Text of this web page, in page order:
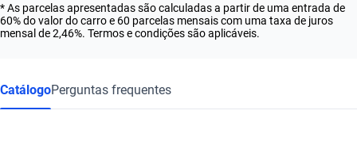
* As parcelas apresentadas são calculadas a partir de uma entrada de
60% do valor do carro e 60 parcelas mensais com uma taxa de juros
mensal de 2,46%. Termos e condições são aplicáveis.
CatálogoPerguntas frequentes